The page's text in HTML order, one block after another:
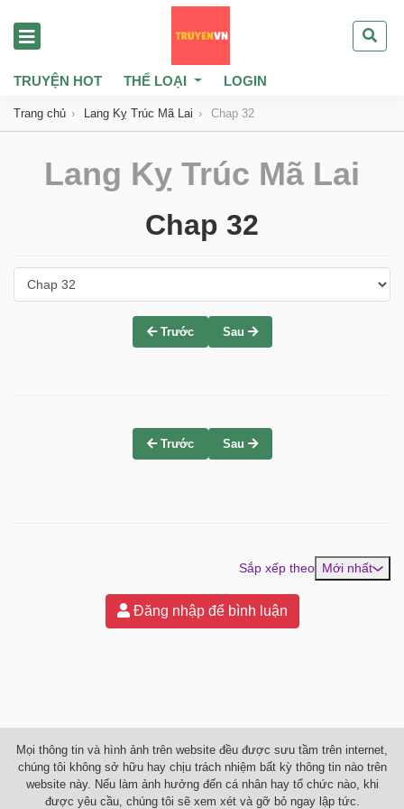
TRUYỆN HOT THỂ LOẠI LOGIN
Trang chủ Lang Kỵ Trúc Mã Lai Chap 32
Lang Kỵ Trúc Mã Lai
Chap 32
Trước Sau
Trước Sau
Sắp xếp theo Mới nhất
Đăng nhập để bình luận
Mọi thông tin và hình ảnh trên website đều được sưu tầm trên internet,
chúng tôi không sở hữu hay chịu trách nhiệm bất kỳ thông tin nào trên
website này. Nếu làm ảnh hưởng đến cá nhân hay tổ chức nào, khi
được yêu cầu, chúng tôi sẽ xem xét và gỡ bỏ ngay lập tức.